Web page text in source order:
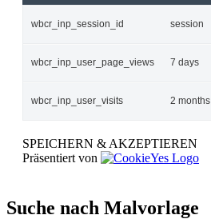
wbcr_inp_session_id session
wbcr_inp_user_page_views 7 days
wbcr_inp_user_visits 2 months
SPEICHERN & AKZEPTIEREN
Präsentiert von
Suche nach Malvorlage